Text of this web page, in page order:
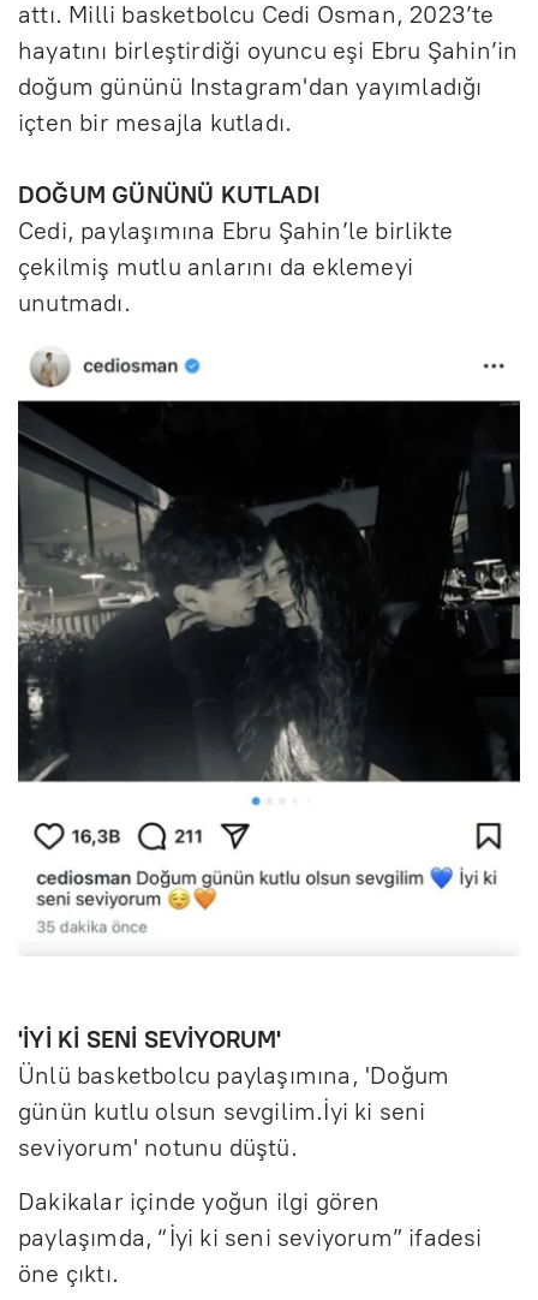
attı. Milli basketbolcu Cedi Osman, 2023’te
hayatını birleştirdiği oyuncu eşi Ebru Şahin’in
doğum gününü Instagram'dan yayımladığı
içten bir mesajla kutladı.
DOĞUM GÜNÜNÜ KUTLADI
Cedi, paylaşımına Ebru Şahin’le birlikte
çekilmiş mutlu anlarını da eklemeyi
unutmadı.
'İYİ Kİ SENİ SEVİYORUM'
Ünlü basketbolcu paylaşımına, 'Doğum
günün kutlu olsun sevgilim.İyi ki seni
seviyorum' notunu düştü.
Dakikalar içinde yoğun ilgi gören
paylaşımda, “İyi ki seni seviyorum” ifadesi
öne çıktı.